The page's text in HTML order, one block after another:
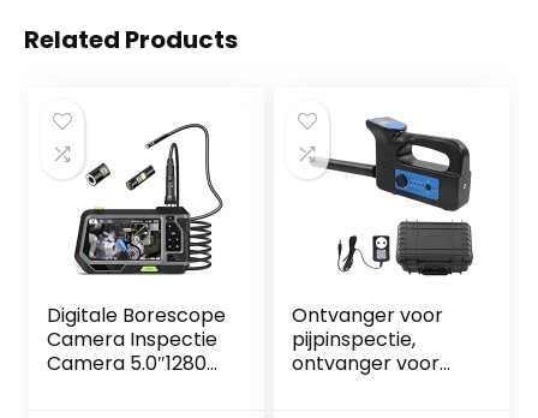
Related Products
Digitale Borescope
Camera Inspectie
Camera 5.0″1280p
Ontvanger voor
pijpinspectie,
ontvanger voor